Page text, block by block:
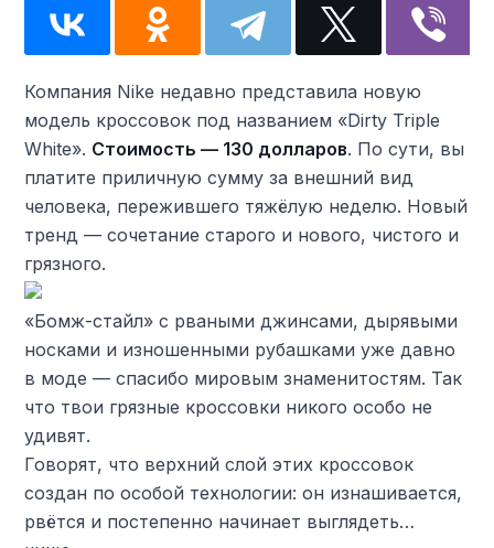
Компания Nike недавно представила новую
модель кроссовок под названием «Dirty Triple
White». Стоимость — 130 долларов. По сути, вы
платите приличную сумму за внешний вид
человека, пережившего тяжёлую неделю. Новый
тренд — сочетание старого и нового, чистого и
грязного.
«Бомж-стайл» с рваными джинсами, дырявыми
носками и изношенными рубашками уже давно
в моде — спасибо мировым знаменитостям. Так
что твои грязные кроссовки никого особо не
удивят.
Говорят, что верхний слой этих кроссовок
создан по особой технологии: он изнашивается,
рвётся и постепенно начинает выглядеть…